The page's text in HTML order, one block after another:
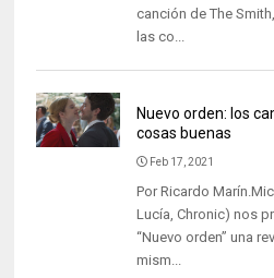
canción de The
las co...
Nuevo orden: los
cosas buenas
Feb 17, 2021
Por Ricardo
Lucía, Chronic) nos
“Nuevo orden” una
mism...